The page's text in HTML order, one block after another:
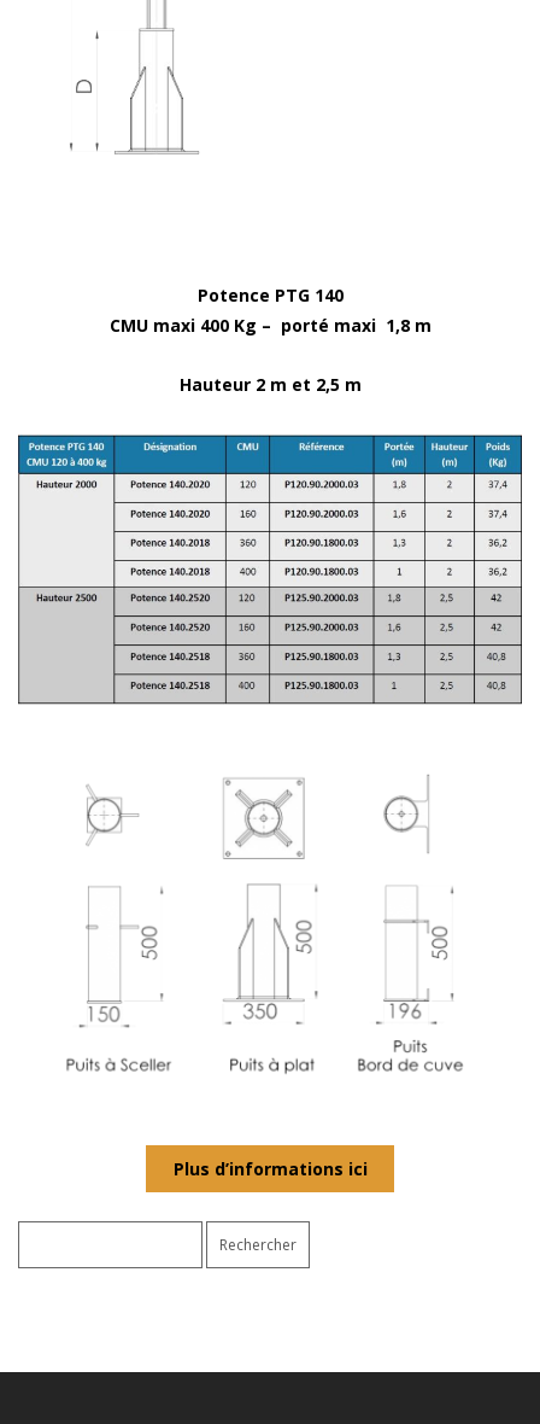
Potence PTG 140
CMU maxi 400 Kg – porté maxi 1,8 m
Hauteur 2 m et 2,5 m
Plus d’informations ici